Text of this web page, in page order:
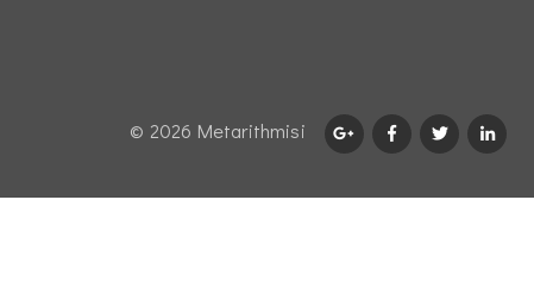
© 2026 Μetarithmisi